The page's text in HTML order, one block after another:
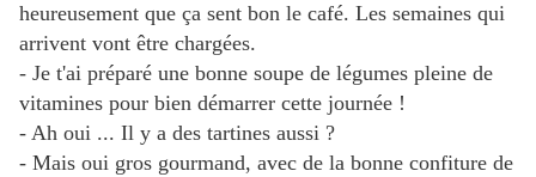
heureusement que ça sent bon le café. Les semaines qui
arrivent vont être chargées.
- Je t'ai préparé une bonne soupe de légumes pleine de
vitamines pour bien démarrer cette journée !
- Ah oui ... Il y a des tartines aussi ?
- Mais oui gros gourmand, avec de la bonne confiture de